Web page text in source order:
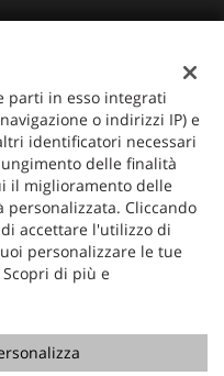
S.r.l., Tutti i diritti
parti in esso integrati
o indirizzi IP) e
identificatori necessari
delle finalità
il miglioramento delle
Cliccando
accettare l'utilizzo di
personalizzare le tue
di più e